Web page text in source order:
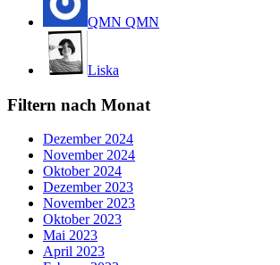
QMN QMN
Liska
Filtern nach Monat
Dezember 2024
November 2024
Oktober 2024
Dezember 2023
November 2023
Oktober 2023
Mai 2023
April 2023